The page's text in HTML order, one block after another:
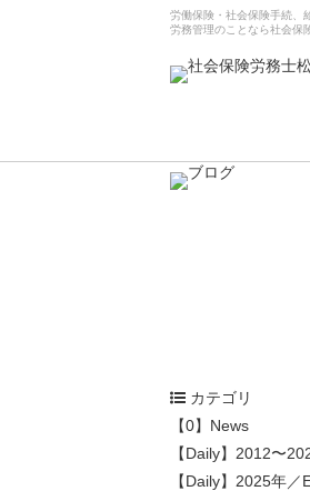
労働保険・社会保険手続、
労務管理のことなら社会保
カテゴリ
【0】News
【Daily】2012〜
【Daily】2025年／